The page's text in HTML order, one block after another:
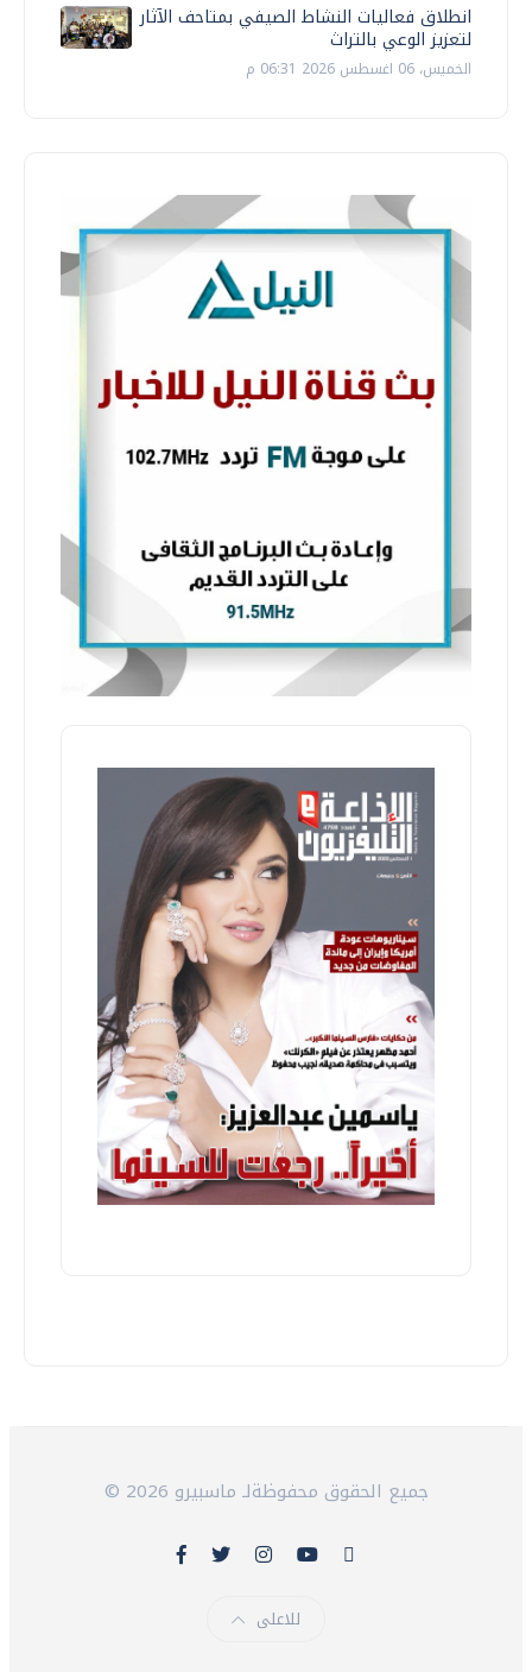
انطلاق فعاليات النشاط الصيفي بمتاحف الآثار
لتعزيز الوعي بالتراث
الخميس، 06 اغسطس 2026 06:31 م
© 2026 جميع الحقوق محفوظةلـ ماسبيرو
للاعلى